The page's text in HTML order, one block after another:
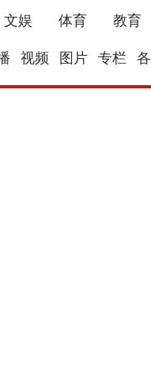
文娱 体育 教育
视频 图片 专栏